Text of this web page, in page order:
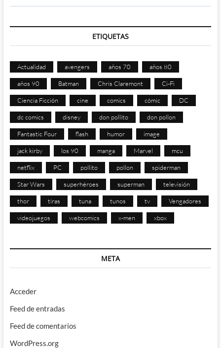
ETIQUETAS
Actualidad avengers años 70 años 80
años 90 Batman Chris Claremont Ci-Fi
Ciencia Ficción cine comics cómic DC
dc comics disney don pollito don pollon
Fantastic Four flash humor image
jack kirby los 90 manga Marvel mcu
netflix PC pollito pollon spiderman
Star Wars superhéroes superman televisión
thor tiras tuna tunos tv Vengadores
videojuegos webcomics x-men xbox
META
Acceder
Feed de entradas
Feed de comentarios
WordPress.org